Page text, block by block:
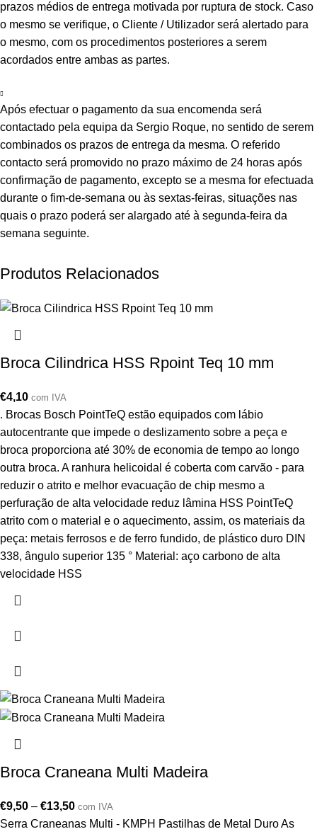
prazos médios de entrega motivada por ruptura de stock. Caso
o mesmo se verifique, o Cliente / Utilizador será alertado para
o mesmo, com os procedimentos posteriores a serem
acordados entre ambas as partes.
Após efectuar o pagamento da sua encomenda será
contactado pela equipa da Sergio Roque, no sentido de serem
combinados os prazos de entrega da mesma. O referido
contacto será promovido no prazo máximo de 24 horas após
confirmação de pagamento, excepto se a mesma for efectuada
durante o fim-de-semana ou às sextas-feiras, situações nas
quais o prazo poderá ser alargado até à segunda-feira da
semana seguinte.
Produtos Relacionados
Broca Cilindrica HSS Rpoint Teq 10 mm
€4,10 com IVA
. Brocas Bosch PointTeQ estão equipados com lábio
autocentrante que impede o deslizamento sobre a peça e
broca proporciona até 30% de economia de tempo ao longo
outra broca. A ranhura helicoidal é coberta com carvão - para
reduzir o atrito e melhor evacuação de chip mesmo a
perfuração de alta velocidade reduz lâmina HSS PointTeQ
atrito com o material e o aquecimento, assim, os materiais da
peça: metais ferrosos e de ferro fundido, de plástico duro DIN
338, ângulo superior 135 ° Material: aço carbono de alta
velocidade HSS
Broca Craneana Multi Madeira
€9,50 – €13,50 com IVA
Serra Craneanas Multi - KMPH Pastilhas de Metal Duro As